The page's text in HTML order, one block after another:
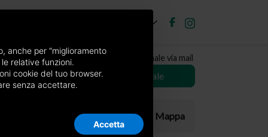
Ricevi copia del giornale via mail
Scegli giornale
Elenco Mappa
anche per “miglioramento
relative funzioni.
cookie del tuo browser.
senza accettare.
Accetta